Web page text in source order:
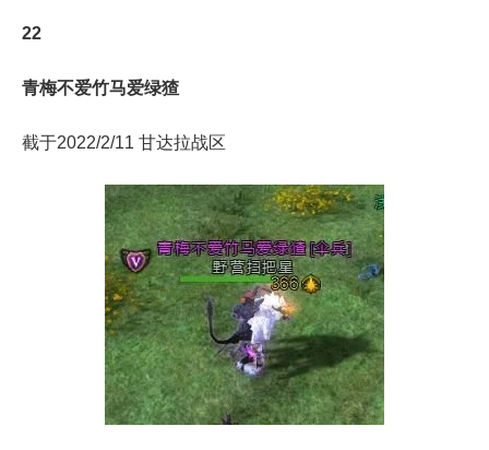
22
青梅不爱竹马爱绿猹
截于2022/2/11 甘达拉战区